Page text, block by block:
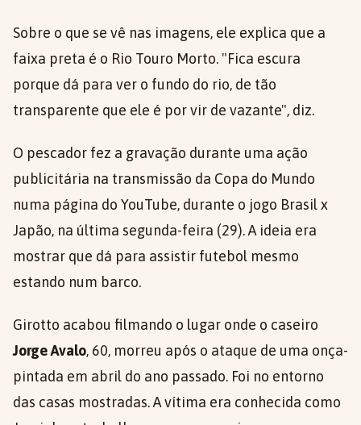
Sobre o que se vê nas imagens, ele explica que a
faixa preta é o Rio Touro Morto. "Fica escura
porque dá para ver o fundo do rio, de tão
transparente que ele é por vir de vazante", diz.
O pescador fez a gravação durante uma ação
publicitária na transmissão da Copa do Mundo
numa página do YouTube, durante o jogo Brasil x
Japão, na última segunda-feira (29). A ideia era
mostrar que dá para assistir futebol mesmo
estando num barco.
Girotto acabou filmando o lugar onde o caseiro
Jorge Avalo, 60, morreu após o ataque de uma onça-
pintada em abril do ano passado. Foi no entorno
das casas mostradas. A vítima era conhecida como